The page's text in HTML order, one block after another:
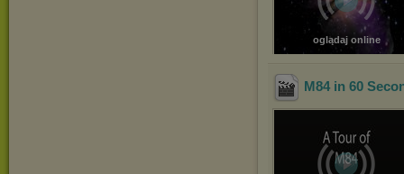
oglądaj online
M84 in 60